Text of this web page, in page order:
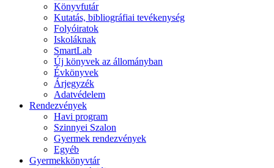
Könyvfutár
Kutatás, bibliográfiai tevékenység
Folyóiratok
Iskoláknak
SmartLab
Új könyvek az állományban
Évkönyvek
Árjegyzék
Adatvédelem
Rendezvények
Havi program
Szinnyei Szalon
Gyermek rendezvények
Egyéb
Gyermekkönyvtár